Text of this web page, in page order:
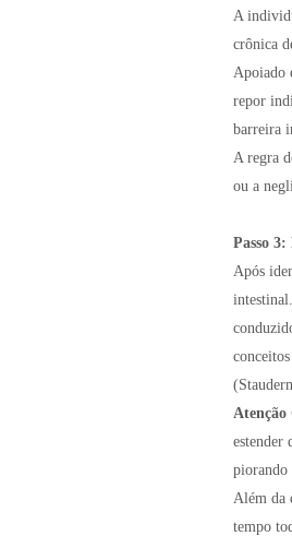
A
crônica
Apoiado
repor
barreira
A regra
ou a
Passo
Após
estender
piorando
Além da
tempo